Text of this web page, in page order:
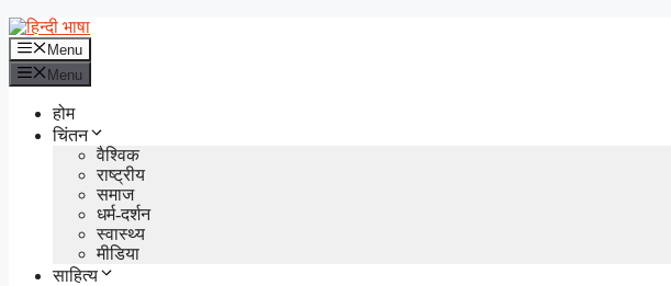
Menu
Menu
होम
चिंतन
वैश्विक
राष्ट्रीय
समाज
धर्म-दर्शन
स्वास्थ्य
मीडिया
साहित्य